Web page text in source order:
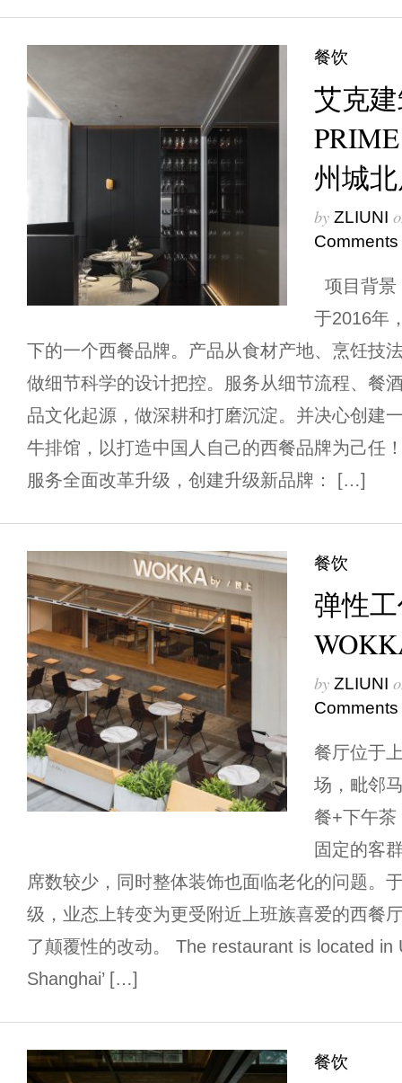
餐饮
艾克建
州城
by ZLIUNI
Comments
项目背
于2016年
下的一个西餐品牌。产品从食材产地、烹饪技
做细节科学的设计把控。服务从细节流程、餐
品文化起源，做深耕和打磨沉淀。并决心创建
牛排馆，以打造中国人自己的西餐品牌为己任
服务全面改革升级，创建升级新品牌： […]
餐饮
弹性
by ZLIUNI
Comments
餐厅位于
场，毗邻
餐+下午茶
固定的客
席数较少，同时整体装饰也面临老化的问题。
级，业态上转变为更受附近上班族喜爱的西餐
了颠覆性的改动。 The restaurant is located in
Shanghai’ […]
餐饮